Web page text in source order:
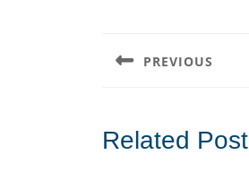
по
PREVIOUS
Related Post